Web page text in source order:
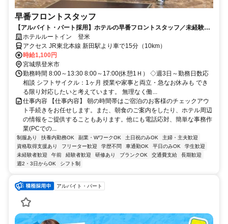
早番フロントスタッフ
【アルバイト・パート採用】ホテルの早番フロントスタッフ／未経験歓
迎！働きながら接客スキルも身につく
ホテルルートイン 登米
アクセス JR東北本線 新田駅より車で15分（10km）
時給1,100円
宮城県登米市
勤務時間 8:00～13:30 8:00～17:00(休憩1Ｈ） ◇週3日～勤務日数応
相談 シフトサイクル：1ヶ月 授業や家事と両立・急なお休みも でき
る限り対応したいと考えています。 無理なく働...
仕事内容 【仕事内容】 朝の時間帯はご宿泊のお客様のチェックアウ
ト手続きをお任せします。また、朝食のご案内をしたり、ホテル周辺
の情報をご提供することもあります。他にも電話応対、簡単な事務作
業(PCでの...
制服あり 扶養内勤務OK 副業・WワークOK 土日祝のみOK
主婦・主夫歓迎
資格取得支援あり
フリーター歓迎 学歴不問 車通勤OK 平日のみOK
学生歓迎
未経験者歓迎
午前 経験者歓迎 研修あり ブランクOK 交通費支給
長期歓迎
週2・3日からOK
シフト制
アルバイト・パート